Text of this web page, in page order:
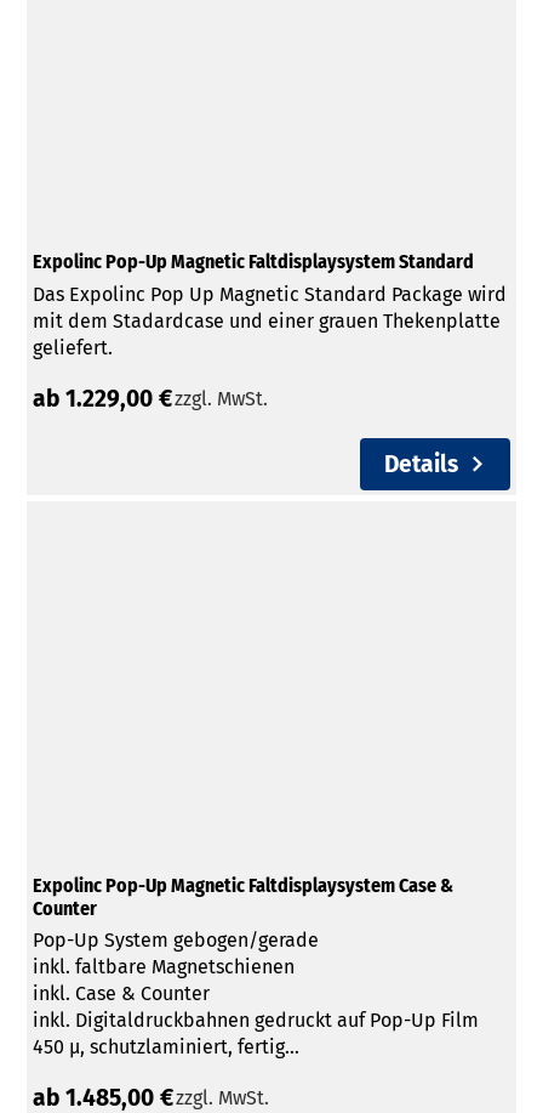
Expolinc Pop-Up Magnetic Faltdisplaysystem Standard
Das Expolinc Pop Up Magnetic Standard Package wird
mit dem Stadardcase und einer grauen Thekenplatte
geliefert.
ab 1.229,00 €zzgl. MwSt.
Details
Expolinc Pop-Up Magnetic Faltdisplaysystem Case &
Counter
Pop-Up System gebogen/gerade
inkl. faltbare Magnetschienen
inkl. Case & Counter
inkl. Digitaldruckbahnen gedruckt auf Pop-Up Film
450 µ, schutzlaminiert, fertig...
ab 1.485,00 €zzgl. MwSt.